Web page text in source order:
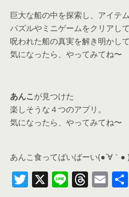
巨大な船の中を探索し、アイテ
パズルやミニゲームをクリアして
呪われた船の真実を解き明かし
気になったら、やってみてね〜
あんこが見つけた
楽しそうな４つのアプリ。
気になったら、 やってみてね〜
あんこ食ってばいばーい(●´∀｀● )
T X Li T E